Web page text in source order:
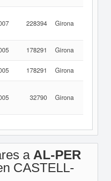
228394 Girona
178291 Girona
178291 Girona
32790 Girona
a AL-PER
CASTELL-